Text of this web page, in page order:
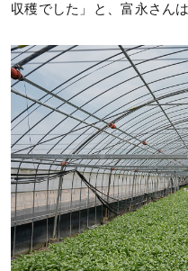
収穫でした」と、富永さん